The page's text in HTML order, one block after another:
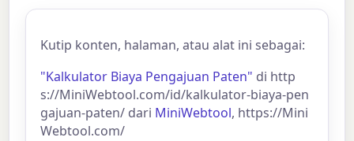
Kutip konten, halaman, atau alat ini sebagai:
"Kalkulator Biaya Pengajuan Paten" di http
s://MiniWebtool.com/id/kalkulator-biaya-pen
gajuan-paten/ dari MiniWebtool, https://Mini
Webtool.com/